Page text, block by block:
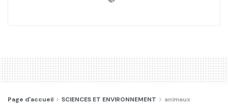
Page d'accueil SCIENCES ET ENVIRONNEMENT animaux